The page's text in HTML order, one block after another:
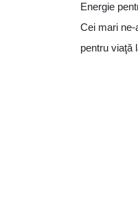
Energie
Cei mari
pentru viaţă